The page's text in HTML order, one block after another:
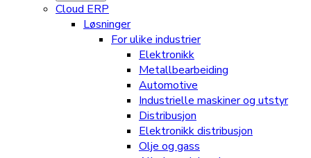
Cloud ERP
Løsninger
For ulike industrier
Elektronikk
Metallbearbeiding
Automotive
Industrielle maskiner og utstyr
Distribusjon
Elektronikk distribusjon
Olje og gass